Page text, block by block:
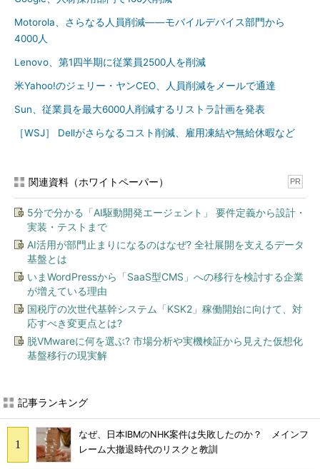
Motorola、さらなる人員削減――モバイルデバイス部門から
4000人
Lenovo、第1四半期に従業員2500人を削減
米Yahoo!のジェリー・ヤンCEO、人員削減をメールで通達
Sun、従業員を最大6000人削減するリストラ計画を発表
［WSJ］ Dellがさらなるコスト削減、雇用凍結や無給休暇など
関連資料（ホワイトペーパー） PR
5分で分かる「AI駆動開発エージェント」 要件定義から設計・
実装・テストまで
AI活用が部門止まりになるのはなぜ? 全社展開を支えるデータ
基盤とは
いまWordPressから「SaaS型CMS」への移行を検討する企業
が増えている理由
国税庁の次世代基幹システム「KSK2」稼働開始に向けて、対
応すべき変更点とは?
脱VMwareに何を選ぶ? 市場分析や実機検証から見えた仮想化
基盤移行の現実解
記事ランキング
なぜ、日本IBMのNHK案件は失敗したのか？ メインフ
レーム大撤退時代のリスクと教訓